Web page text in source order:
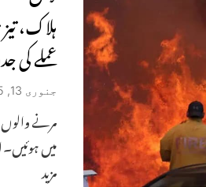
ہلاک،
عملے کی
جنوری 13, 2025
میں
مزید